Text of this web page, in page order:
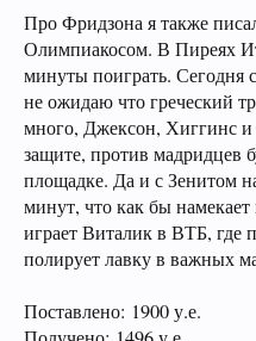
Про Фридзона я также
Олимпиакосом. В Пиреях
минуты поиграть. Сегодня
не ожидаю что греческий
много, Джексон, Хиггинс
защите, против мадридцев
площадке. Да и с Зенитом
минут, что как бы
играет Виталик в ВТБ, где
полирует лавку в важных
Поставлено: 1900 у.е.